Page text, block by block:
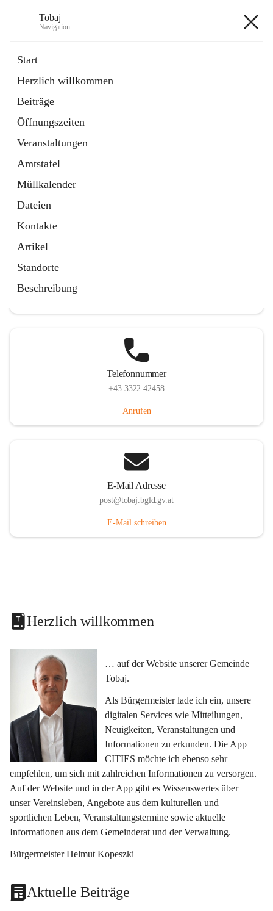
Tobaj
Navigation
Start
Herzlich willkommen
Beiträge
Öffnungszeiten
Veranstaltungen
Amtstafel
Müllkalender
Dateien
Kontakte
Artikel
Standorte
Beschreibung
Externe Webseite
in
Tab
Formulare
2 Schnellzugriffe
Telefonnummer
+43 3322 42458
Anrufen
E-Mail Adresse
post@tobaj.bgld.gv.at
E-Mail schreiben
Herzlich willkommen
… auf der Website unserer Gemeinde
Tobaj.
Als Bürgermeister lade ich ein, unsere
digitalen Services wie Mitteilungen,
Neuigkeiten, Veranstaltungen und
Informationen zu erkunden. Die App
CITIES möchte ich ebenso sehr
empfehlen, um sich mit zahlreichen Informationen zu versorgen.
Auf der Website und in der App gibt es Wissenswertes über
unser Vereinsleben, Angebote aus dem kulturellen und
sportlichen Leben, Veranstaltungstermine sowie aktuelle
Informationen aus dem Gemeinderat und der Verwaltung.
Bürgermeister Helmut Kopeszki
Aktuelle Beiträge